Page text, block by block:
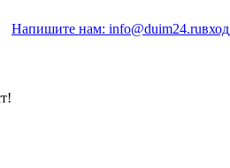
Напишите нам: info@duim24.ruвход